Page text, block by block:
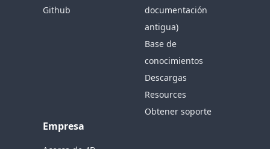
Github
documentación
antigua)
Base de
conocimientos
Descargas
Resources
Obtener soporte
Empresa